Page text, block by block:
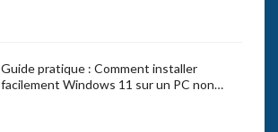
Guide pratique : Comment installer
facilement Windows 11 sur un PC non…